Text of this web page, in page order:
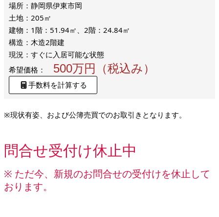
場所：静岡県伊東市岡
土地：205㎡
建物：1階：51.94㎡、2階：24.84㎡
構造：木造2階建
現況：すぐに入居可能な状態
希望価格：
500万円（税込み）
手数料を計算する
※現状有姿、および公簿売買でのお取引きとなります。
問合せ受付け休止中
※ ただ今、新規のお問合せの受付けを休止して
おります。